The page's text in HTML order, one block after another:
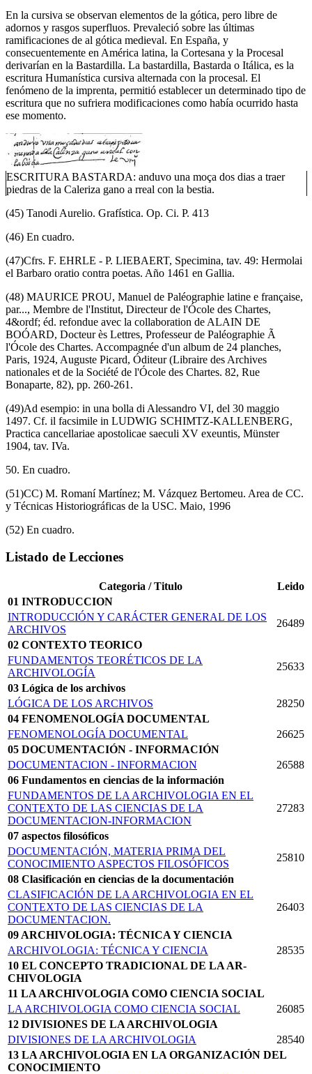
En la cursiva se observan elementos de la gótica, pero libre de
adornos y rasgos superfluos. Prevaleció sobre las últimas
ramificaciones de al gótica medieval. En España, y
consecuentemente en América latina, la Cortesana y la Procesal
derivarían en la Bastardilla. La bastardilla, Bastarda o Itálica, es la
escritura Humanística cursiva alternada con la procesal. El
fenómeno de la imprenta, permitió establecer un determinado tipo de
escritura que no sufriera modificaciones como había ocurrido hasta
ese momento.
ESCRITURA BASTARDA: anduvo una moça dos dias a traer
piedras de la Caleriza gano a rreal con la bestia.
(45) Tanodi Aurelio. Grafística. Op. Ci. P. 413
(46) En cuadro.
(47)Cfrs. F. EHRLE - P. LIEBAERT, Specimina, tav. 49: Hermolai
el Barbaro oratio contra poetas. Año 1461 en Gallia.
(48) MAURICE PROU, Manuel de Paléographie latine e française,
par..., Membre de l'Institut, Directeur de l'Ócole des Chartes,
4&ordf; éd. refondue avec la collaboration de ALAIN DE
BOÓARD, Docteur ès Lettres, Professeur de Paléographie Ã
l'Ócole des Chartes. Accompagnée d'un album de 24 planches,
Paris, 1924, Auguste Picard, Óditeur (Libraire des Archives
nationales et de la Société de l'Ócole des Chartes. 82, Rue
Bonaparte, 82), pp. 260-261.
(49)Ad esempio: in una bolla di Alessandro VI, del 30 maggio
1497. Cf. il facsimile in LUDWIG SCHIMTZ-KALLENBERG,
Practica cancellariae apostolicae saeculi XV exeuntis, Münster
1904, tav. IVa.
50. En cuadro.
(51)CC) M. Romaní Martínez; M. Vázquez Bertomeu. Area de CC.
y Técnicas Historiográficas de la USC. Maio, 1996
(52) En cuadro.
Listado de Lecciones
Categoria / Titulo
Leido
01 INTRODUCCION
INTRODUCCIÓN Y CARÁCTER GENERAL DE LOS
ARCHIVOS
26489
02 CONTEXTO TEORICO
FUNDAMENTOS TEORÉTICOS DE LA
ARCHIVOLOGÍA
25633
03 Lógica de los archivos
LÓGICA DE LOS ARCHIVOS
28250
04 FENOMENOLOGÍA DOCUMENTAL
FENOMENOLOGÍA DOCUMENTAL
26625
05 DOCUMENTACIÓN - INFORMACIÓN
DOCUMENTACION - INFORMACION
26588
06 Fundamentos en ciencias de la información
FUNDAMENTOS DE LA ARCHIVOLOGIA EN EL
CONTEXTO DE LAS CIENCIAS DE LA
DOCUMENTACION-INFORMACION
27283
07 aspectos filosóficos
DOCUMENTACIÓN, MATERIA PRIMA DEL
CONOCIMIENTO ASPECTOS FILOSÓFICOS
25810
08 Clasificación en ciencias de la documentación
CLASIFICACIÓN DE LA ARCHIVOLOGIA EN EL
CONTEXTO DE LAS CIENCIAS DE LA
DOCUMENTACION.
26403
09 ARCHIVOLOGIA: TÉCNICA Y CIENCIA
ARCHIVOLOGIA: TÉCNICA Y CIENCIA
28535
10 EL CONCEPTO TRADICIONAL DE LA AR­
CHIVOLOGIA
11 LA ARCHIVOLOGIA COMO CIENCIA SOCIAL
LA ARCHIVOLOGIA COMO CIENCIA SOCIAL
26085
12 DIVISIONES DE LA ARCHIVOLOGIA
DIVISIONES DE LA ARCHIVOLOGIA
28540
13 LA ARCHIVOLOGIA EN LA ORGANIZACIÓN DEL
CONOCIMIENTO